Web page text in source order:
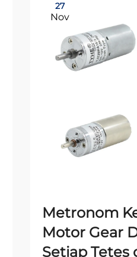
27
Nov
Metronom
Motor Gear
Setiap Tetes